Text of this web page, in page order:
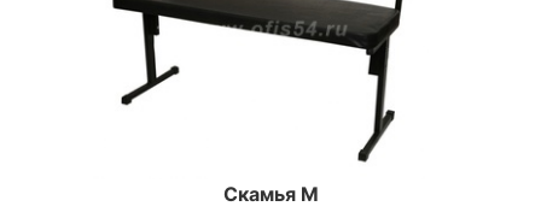
Скамья М